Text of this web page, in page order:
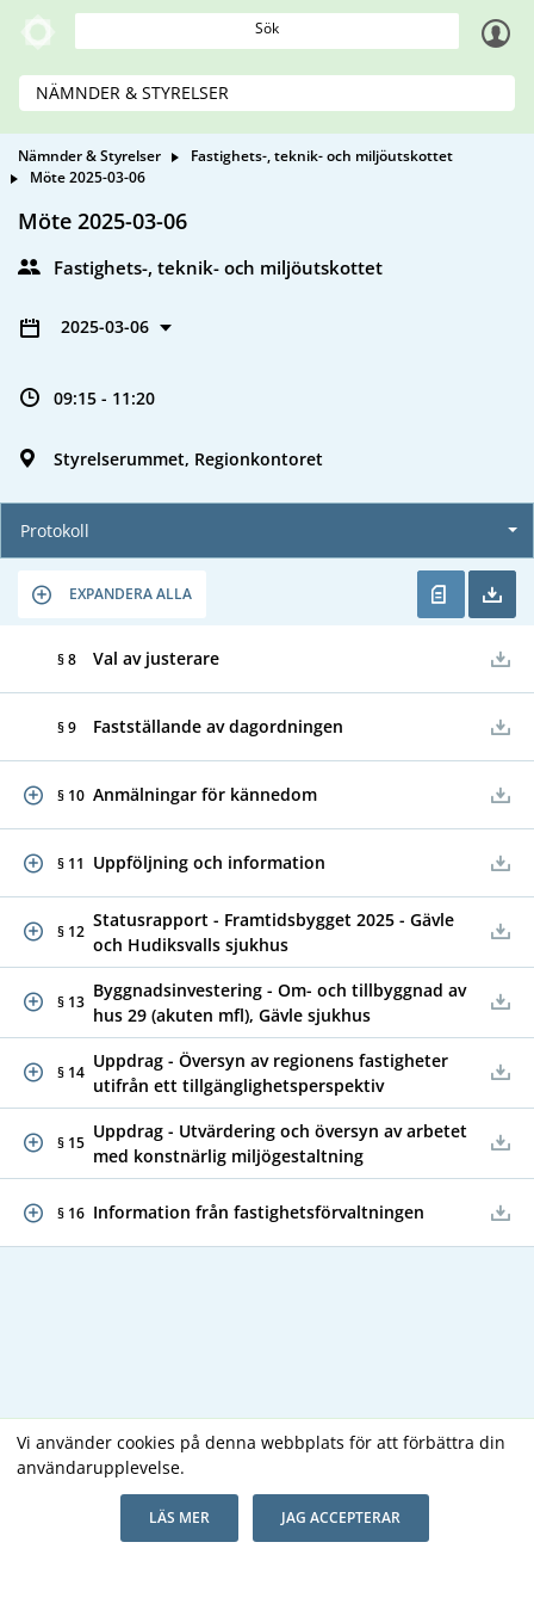
Sök
NÄMNDER & STYRELSER
Nämnder & Styrelser
Fastighets-, teknik- och miljöutskottet
Möte 2025-03-06
Möte 2025-03-06
Fastighets-, teknik- och miljöutskottet
2025-03-06
09:15 - 11:20
Styrelserummet, Regionkontoret
Protokoll
EXPANDERA ALLA
§ 8 Val av justerare
§ 9 Fastställande av dagordningen
§ 10 Anmälningar för kännedom
§ 11 Uppföljning och information
§ 12
Statusrapport - Framtidsbygget 2025 - Gävle
och Hudiksvalls sjukhus
§ 13
Byggnadsinvestering - Om- och tillbyggnad av
hus 29 (akuten mfl), Gävle sjukhus
§ 14
Uppdrag - Översyn av regionens fastigheter
utifrån ett tillgänglighetsperspektiv
§ 15
Uppdrag - Utvärdering och översyn av arbetet
med konstnärlig miljögestaltning
§ 16 Information från fastighetsförvaltningen
Vi använder cookies på denna webbplats för att förbättra din
användarupplevelse.